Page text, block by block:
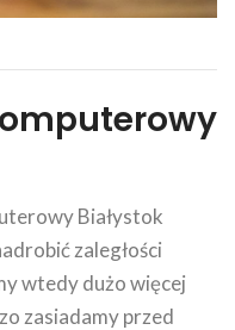
Białystok
zaległości
wtedy dużo więcej
zasiadamy przed